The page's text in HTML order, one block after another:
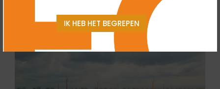
IK HEB HET BEGREPEN